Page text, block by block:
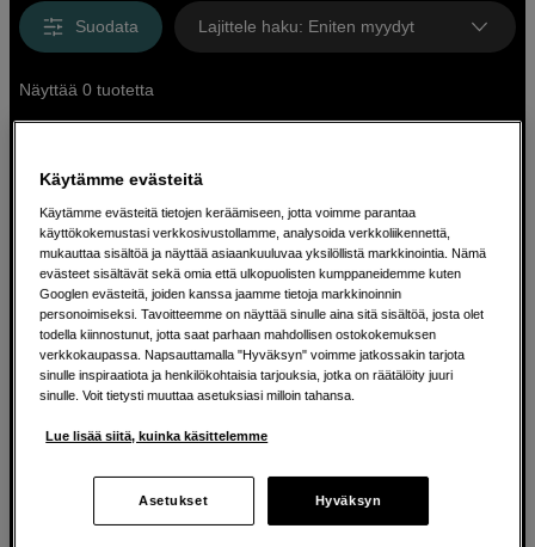
Suodata Lajittele haku: Eniten myydyt
Näyttää 0 tuotetta
Ratkaisuja luoville ihmisille jo vuodesta
1982
Olemme Scandinavian Photolla jo yli 40 vuoden ajan
auttaneet luovia ihmisiä toteuttamaan visioitaan.
Tarjoamme inspiraatiota, asiantuntemusta ja tuotteita
muun muassa valokuvauksen, äänen, videokuvauksen ja
musiikin ja taiteen harrastajia. Oikeilla työkaluilla ideat
muuttuvat todellisuudeksi. Autamme sinua valitsemaan
Käytämme evästeitä
Käytämme evästeitä tietojen keräämiseen, jotta voimme parantaa
käyttökokemustasi verkkosivustollamme, analysoida verkkoliikennettä,
mukauttaa sisältöä ja näyttää asiaankuuluvaa yksilöllistä markkinointia. Nämä
evästeet sisältävät sekä omia että ulkopuolisten kumppaneidemme kuten
Googlen evästeitä, joiden kanssa jaamme tietoja markkinoinnin
personoimiseksi. Tavoitteemme on näyttää sinulle aina sitä sisältöä, josta olet
todella kiinnostunut, jotta saat parhaan mahdollisen ostokokemuksen
verkkokaupassa. Napsauttamalla "Hyväksyn" voimme jatkossakin tarjota
sinulle inspiraatiota ja henkilökohtaisia tarjouksia, jotka on räätälöity juuri
sinulle. Voit tietysti muuttaa asetuksiasi milloin tahansa.
Lue lisää siitä, kuinka käsittelemme
Asetukset Hyväksyn